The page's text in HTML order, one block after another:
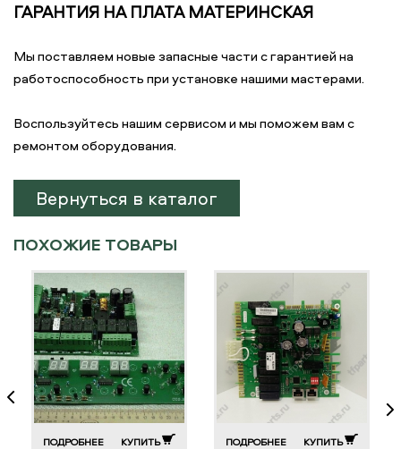
ГАРАНТИЯ НА ПЛАТА МАТЕРИНСКАЯ
Мы поставляем новые запасные части с гарантией на
работоспособность при установке нашими мастерами.
Воспользуйтесь нашим сервисом и мы поможем вам с
ремонтом оборудования.
Вернуться в каталог
ПОХОЖИЕ ТОВАРЫ
ПОДРОБНЕЕ КУПИТЬ ПОДРОБНЕЕ КУПИТЬ